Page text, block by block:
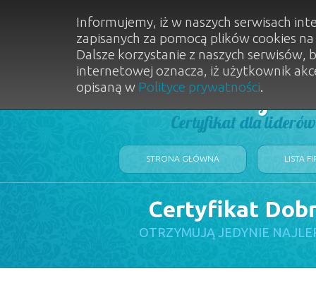
Dobry
Certyfikat dla
STRONA GŁÓWNA LISTA
Certyfikat
OTRZYMUJĄ JEDYNIE
Informujemy, iż w naszych serwisach
zapisanych za pomocą plików cookies
Dalsze korzystanie z naszych
internetowej oznacza, iż użytkownik
opisaną w Polityce prywatności.